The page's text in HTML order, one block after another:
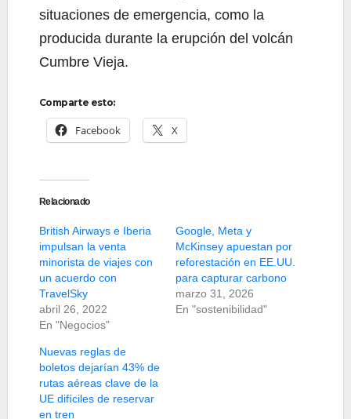
situaciones de emergencia, como la
producida durante la erupción del volcán
Cumbre Vieja.
Comparte esto:
Facebook X
Relacionado
British Airways e Iberia
impulsan la venta
minorista de viajes con
un acuerdo con
TravelSky
abril 26, 2022
En "Negocios"
Google, Meta y
McKinsey apuestan por
reforestación en EE.UU.
para capturar carbono
marzo 31, 2026
En "sostenibilidad"
Nuevas reglas de
boletos dejarían 43% de
rutas aéreas clave de la
UE difíciles de reservar
en tren